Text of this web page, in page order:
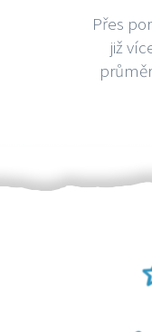
Přes
již